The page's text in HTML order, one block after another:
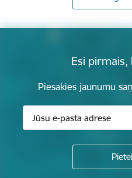
Esi
Piesakies jaunumu